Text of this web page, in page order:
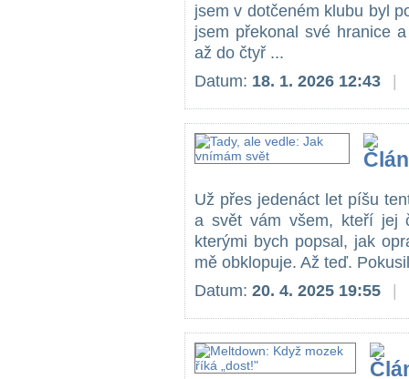
jsem v dotčeném klubu byl
jsem překonal své hranice
až do čtyř ...
Datum: 18. 1. 2026 12:43
Už přes jedenáct let píšu
a svět vám všem, kteří jej
kterými bych popsal, jak
mě obklopuje. Až teď.
Datum: 20. 4. 2025 19:55